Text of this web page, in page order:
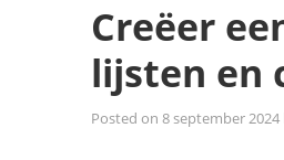
Creëer
lijsten en
Posted on 8 september 2024